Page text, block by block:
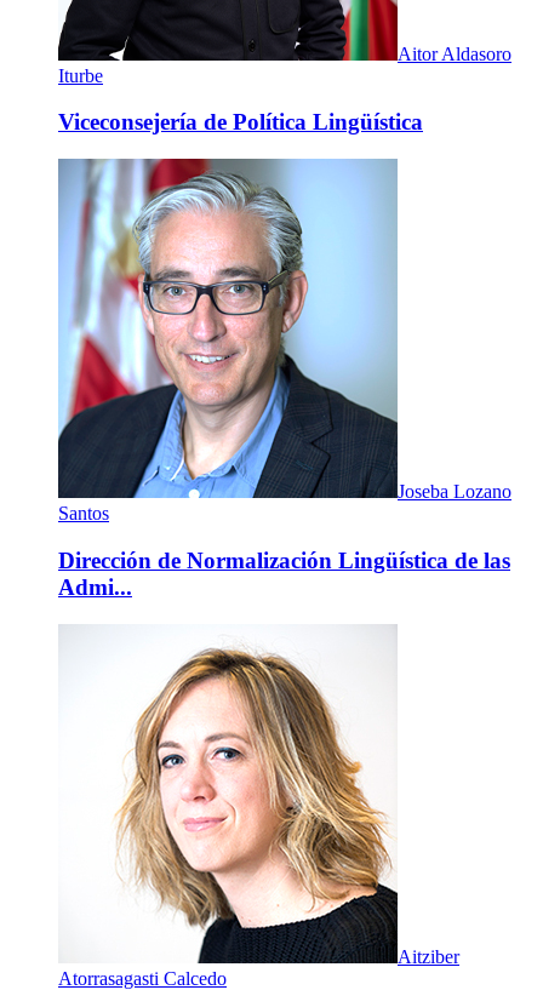
Aitor Aldasoro
Iturbe
Viceconsejería de Política Lingüística
Joseba Lozano
Santos
Dirección de Normalización Lingüística de las
Admi...
Aitziber
Atorrasagasti Calcedo